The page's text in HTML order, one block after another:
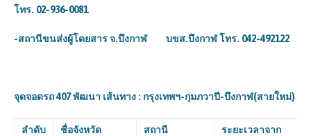
โทร. 02-936-0081
-สถานีขนส่งผู้โดยสาร จ.บึงกาฬ บขส.บึงกาฬ โทร. 042-492122
จุดจอดรถ407 พัฒนา เส้นทาง : กรุงเทพฯ-กุมภวาปี-บึงกาฬ(สายใหม่)
ลำดับ ชื่อจังหวัด สถานี
ระยะเวลาจาก